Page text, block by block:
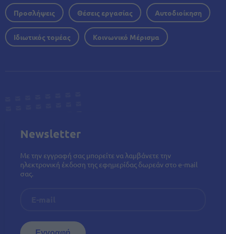
Προσλήψεις Θέσεις εργασίας Αυτοδιοίκηση
Ιδιωτικός τομέας Κοινωνικό Μέρισμα
Newsletter
Με την εγγραφή σας μπορείτε να λαμβάνετε την
ηλεκτρονική έκδοση της εφημερίδας δωρεάν στο e-mail
σας.